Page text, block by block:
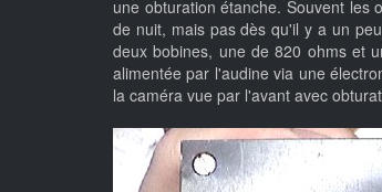
une obturation étanche. Souvent les
de nuit, mais pas dès qu'il y a un
deux bobines, une de 820 ohms et
alimentée par l'audine via une
la caméra vue par l'avant avec